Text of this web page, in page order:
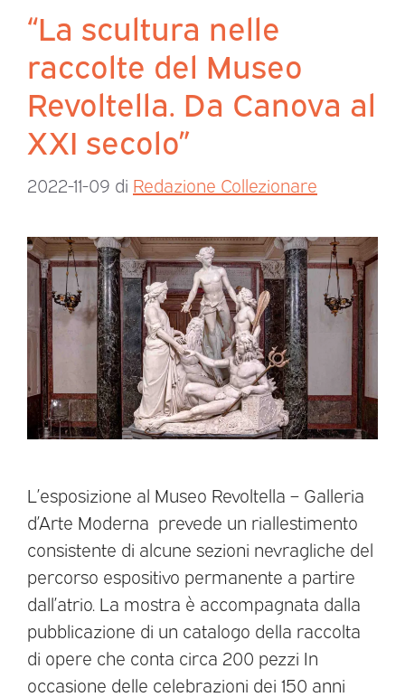
“La scultura nelle
raccolte del Museo
Revoltella. Da Canova al
XXI secolo”
2022-11-09 di Redazione Collezionare
L’esposizione al Museo Revoltella – Galleria
d’Arte Moderna prevede un riallestimento
consistente di alcune sezioni nevragliche del
percorso espositivo permanente a partire
dall’atrio. La mostra è accompagnata dalla
pubblicazione di un catalogo della raccolta
di opere che conta circa 200 pezzi In
occasione delle celebrazioni dei 150 anni